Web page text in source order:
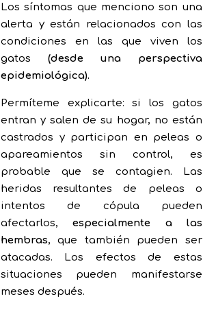
Los síntomas que menciono son una
alerta y están relacionados con las
condiciones en las que viven los
gatos (desde una perspectiva
epidemiológica).
Permíteme explicarte: si los gatos
entran y salen de su hogar, no están
castrados y participan en peleas o
apareamientos sin control, es
probable que se contagien. Las
heridas resultantes de peleas o
intentos de cópula pueden
afectarlos,especialmente a las
hembras, que también pueden ser
atacadas. Los efectos de estas
situaciones pueden manifestarse
meses después.